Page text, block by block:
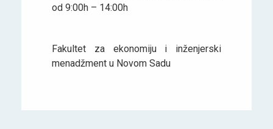
od 9:00h – 14:00h
Fakultet za ekonomiju i inženjerski
menadžment u Novom Sadu